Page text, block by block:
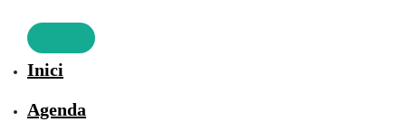
Inici
Agenda